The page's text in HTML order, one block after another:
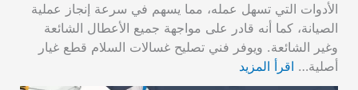
الأدوات التي تسهل عمله، مما يسهم في سرعة إنجاز عملية
الصيانة، كما أنه قادر على مواجهة جميع الأعطال الشائعة
وغير الشائعة. ويوفر فني تصليح غسالات السلام قطع غيار
أصلية… اقرأ المزيد